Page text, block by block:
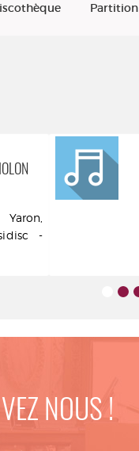
Partition
-
NOUS !